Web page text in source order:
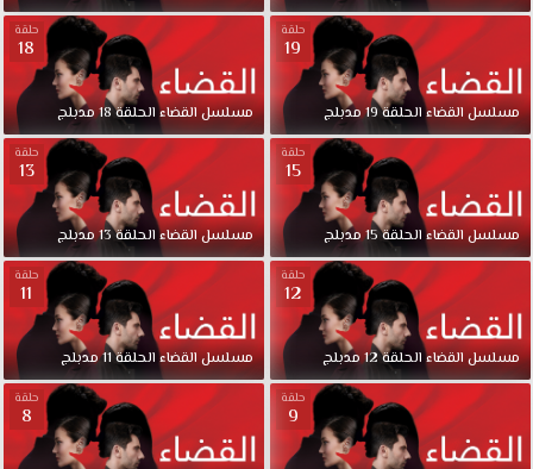
حلقة
19
مسلسلالقضاءالحلقة19مدبلج
حلقة
18
مسلسلالقضاءالحلقة18مدبلج
حلقة
15
مسلسلالقضاءالحلقة15مدبلج
حلقة
13
مسلسلالقضاءالحلقة13مدبلج
حلقة
12
مسلسلالقضاءالحلقة12مدبلج
حلقة
11
مسلسلالقضاءالحلقة11مدبلج
حلقة
9
حلقة
8